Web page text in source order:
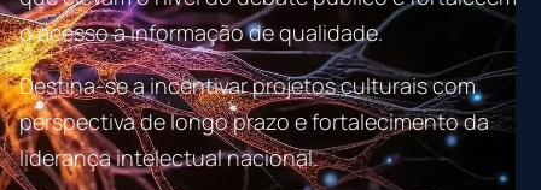
o acesso à informação de qualidade.
Destina-se a incentivar projetos culturais com
perspectiva de longo prazo e fortalecimento da
liderança intelectual nacional.